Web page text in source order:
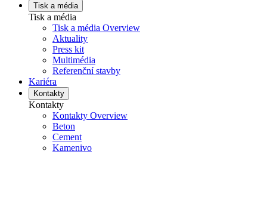
Tisk a média
Tisk a média
Tisk a média Overview
Aktuality
Press kit
Multimédia
Referenční stavby
Kariéra
Kontakty
Kontakty
Kontakty Overview
Beton
Cement
Kamenivo